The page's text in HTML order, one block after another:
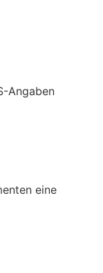
Angaben
eine